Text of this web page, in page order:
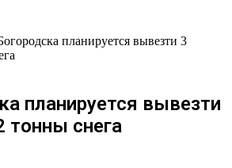
планируется вывезти 3
планируется вывезти
тонны снега